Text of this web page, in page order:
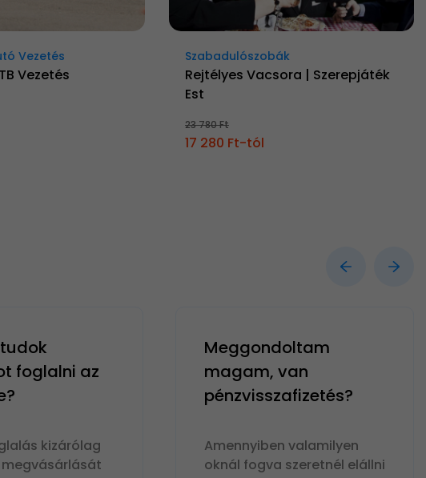
Vezetés
Vezetés
Szabadulószobák
Rejtélyes Vacsora | Szerepjáték
Est
23 780 Ft
17 280 Ft-tól
foglalni az
kizárólag
megvásárlását
Meggondoltam
magam, van
pénzvisszafizetés?
Amennyiben valamilyen
oknál fogva szeretnél elállni